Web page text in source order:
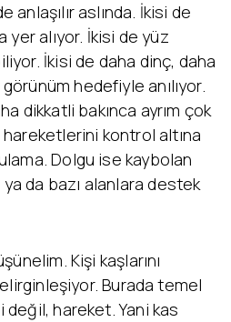
anlaşılır aslında. İkisi de
yer alıyor. İkisi de yüz
İkisi de daha dinç, daha
hedefiyle anılıyor.
dikkatli bakınca ayrım çok
kontrol altına
Dolgu ise kaybolan
da bazı alanlara destek
Kişi kaşlarını
Burada temel
hareket. Yani kas